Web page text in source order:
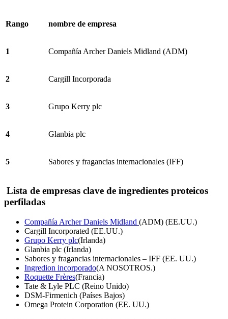
Rango nombre de empresa
1 Compañía Archer Daniels Midland (ADM)
2 Cargill Incorporada
3 Grupo Kerry plc
4 Glanbia plc
5 Sabores y fragancias internacionales (IFF)
Lista de empresas clave de ingredientes proteicos
perfiladas
Compañía Archer Daniels Midland (ADM) (EE.UU.)
Cargill Incorporated (EE.UU.)
Grupo Kerry plc(Irlanda)
Glanbia plc (Irlanda)
Sabores y fragancias internacionales – IFF (EE. UU.)
Ingredion incorporado(A NOSOTROS.)
Roquette Frères(Francia)
Tate & Lyle PLC (Reino Unido)
DSM-Firmenich (Países Bajos)
Omega Protein Corporation (EE. UU.)